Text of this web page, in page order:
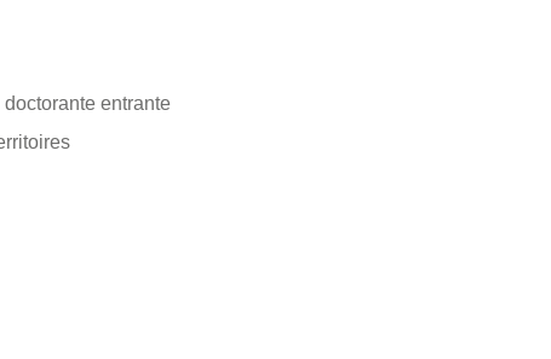
entrante